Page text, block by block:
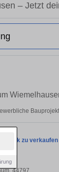
– Jetzt
zu verkaufen
44797